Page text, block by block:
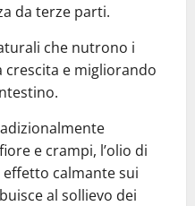
da terze parti.
che nutrono i
e migliorando
e crampi, l’olio di
calmante sui
al sollievo dei